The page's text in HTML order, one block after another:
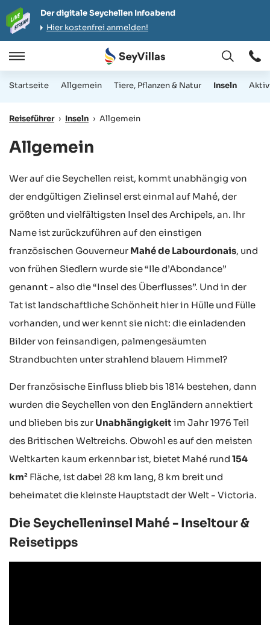
Der digitale Seychellen Infoabend
Hier kostenfrei anmelden!
Schließen
Öffnen
Startseite Allgemein Tiere, Pflanzen & Natur Inseln
Reiseführer › Inseln › Allgemein
Allgemein
Wer auf die Seychellen reist, kommt unabhängig von
der endgültigen Zielinsel erst einmal auf Mahé, der
größten und vielfältigsten Insel des Archipels, an. Ihr
Name ist zurückzuführen auf den einstigen
französischen Gouverneur Mahé de Labourdonais, und
von frühen Siedlern wurde sie “Ile d’Abondance”
genannt - also die “Insel des Überflusses”. Und in der
Tat ist landschaftliche Schönheit hier in Hülle und Fülle
vorhanden, und wer kennt sie nicht: die einladenden
Bilder von feinsandigen, palmengesäumten
Strandbuchten unter strahlend blauem Himmel?
Der französische Einfluss blieb bis 1814 bestehen, dann
wurden die Seychellen von den Engländern annektiert
und blieben bis zur Unabhängigkeit im Jahr 1976 Teil
des Britischen Weltreichs. Obwohl es auf den meisten
Weltkarten kaum erkennbar ist, bietet Mahé rund 154
km² Fläche, ist dabei 28 km lang, 8 km breit und
beheimatet die kleinste Hauptstadt der Welt - Victoria.
Die Seychelleninsel Mahé - Inseltour &
Reisetipps